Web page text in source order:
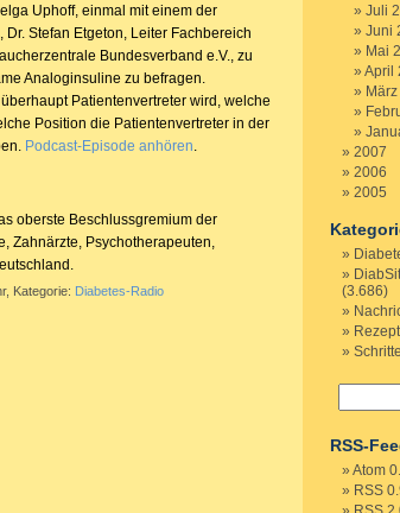
Uphoff, einmal mit einem der
Stefan Etgeton, Leiter Fachbereich
Bundesverband e.V., zu
Analoginsuline zu befragen.
Patientenvertreter wird, welche
Position die Patientenvertreter in der
Podcast-Episode anhören.
oberste Beschlussgremium der
Zahnärzte, Psychotherapeuten,
Kategorie: Diabetes-Radio
Juli
Juni
Mai
April
2007
2006
2005
(3.686)
RSS-
Atom
RSS